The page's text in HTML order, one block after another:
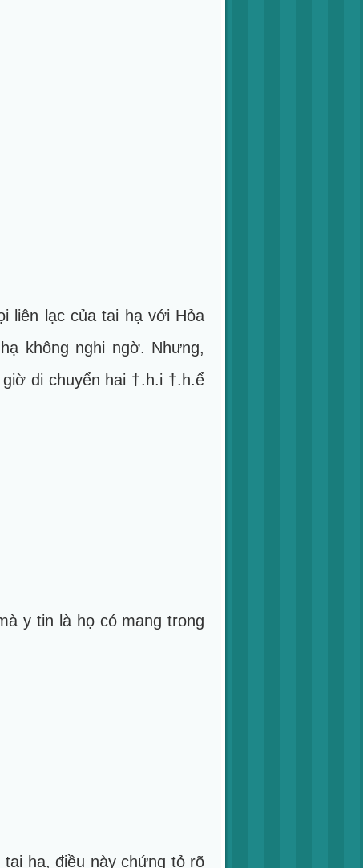
liên lạc của tai hạ với Hỏa
không nghi ngờ. Nhưng,
di chuyển hai †.h.i †.h.ể
y tin là họ có mang trong
hạ, điều này chứng tỏ rõ